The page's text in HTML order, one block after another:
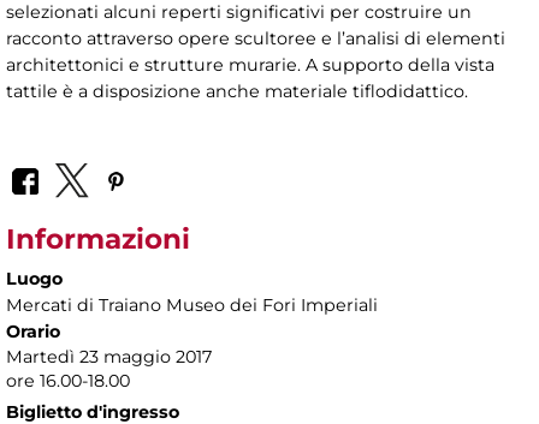
selezionati alcuni reperti significativi per costruire un
racconto attraverso opere scultoree e l’analisi di elementi
architettonici e strutture murarie. A supporto della vista
tattile è a disposizione anche materiale tiflodidattico.
Informazioni
Luogo
Mercati di Traiano Museo dei Fori Imperiali
Orario
Martedì 23 maggio 2017
ore 16.00-18.00
Biglietto d'ingresso